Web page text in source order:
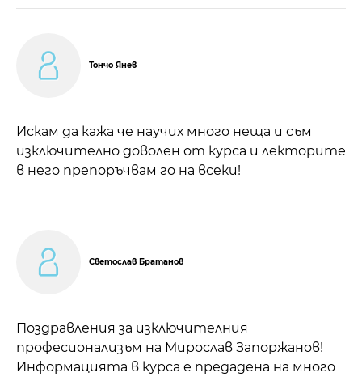
Тончо Янев
Искам да кажа че научих много неща и съм
изключително доволен от курса и лекторите
в него препоръчвам го на всеки!
Светослав Братанов
Поздравления за изключителния
професионализъм на Мирослав Запоржанов!
Информацията в курса е предадена на много